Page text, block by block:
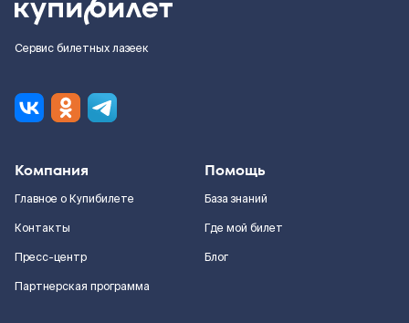
Сервис билетных лазеек
Компания
Главное о Купибилете
Контакты
Пресс-центр
Партнерская программа
Помощь
База знаний
Где мой билет
Блог